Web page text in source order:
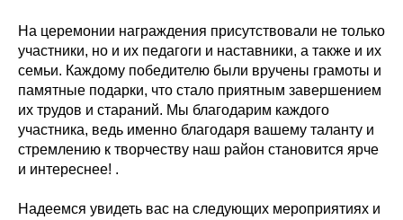
На церемонии награждения присутствовали не только
участники, но и их педагоги и наставники, а также и их
семьи. Каждому победителю были вручены грамоты и
памятные подарки, что стало приятным завершением
их трудов и стараний. Мы благодарим каждого
участника, ведь именно благодаря вашему таланту и
стремлению к творчеству наш район становится ярче
и интереснее! .
Надеемся увидеть вас на следующих мероприятиях и